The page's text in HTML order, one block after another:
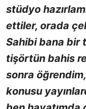
stüdyo
ettiler, orada
Sahibi bana bir
tişörtün bahis
sonra öğrendim,
konusu